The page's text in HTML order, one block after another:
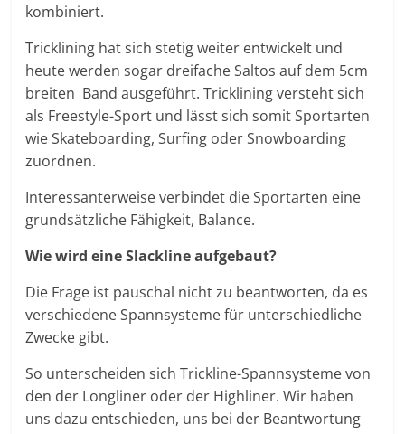
kombiniert.
Tricklining hat sich stetig weiter entwickelt und
heute werden sogar dreifache Saltos auf dem 5cm
breiten Band ausgeführt. Tricklining versteht sich
als Freestyle-Sport und lässt sich somit Sportarten
wie Skateboarding, Surfing oder Snowboarding
zuordnen.
Interessanterweise verbindet die Sportarten eine
grundsätzliche Fähigkeit, Balance.
Wie wird eine Slackline aufgebaut?
Die Frage ist pauschal nicht zu beantworten, da es
verschiedene Spannsysteme für unterschiedliche
Zwecke gibt.
So unterscheiden sich Trickline-Spannsysteme von
den der Longliner oder der Highliner. Wir haben
uns dazu entschieden, uns bei der Beantwortung